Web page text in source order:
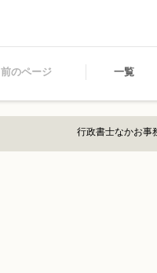
前のページ 一覧
行政書士なかお事